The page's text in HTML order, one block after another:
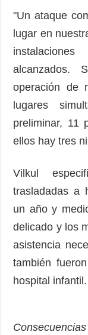
"Un ataque
lugar en
alcanzados.
operación de
lugares
preliminar, 11
ellos hay tres
Vilkul
trasladadas a
un año y
delicado y los
asistencia
también
hospital